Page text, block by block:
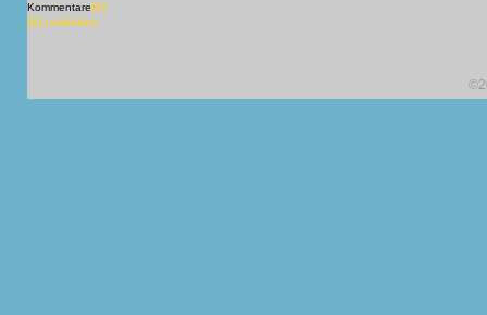
Kommentare[X]
[X] schließen